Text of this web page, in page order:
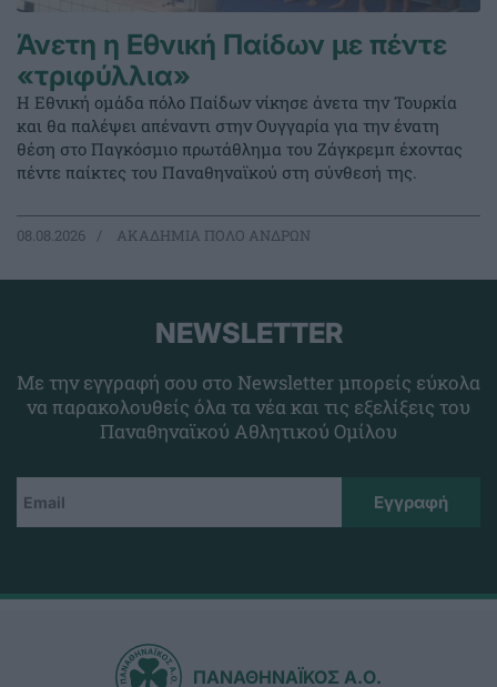
Άνετη η Εθνική Παίδων με πέντε
«τριφύλλια»
Η Εθνική ομάδα πόλο Παίδων νίκησε άνετα την Τουρκία
και θα παλέψει απέναντι στην Ουγγαρία για την ένατη
θέση στο Παγκόσμιο πρωτάθλημα του Ζάγκρεμπ έχοντας
πέντε παίκτες του Παναθηναϊκού στη σύνθεσή της.
08.08.2026 ΑΚΑΔΗΜΙΑ ΠΟΛΟ ΑΝΔΡΩΝ
NEWSLETTER
Με την εγγραφή σου στο Newsletter μπορείς εύκολα
να παρακολουθείς όλα τα νέα και τις εξελίξεις του
Παναθηναϊκού Αθλητικού Ομίλου
ΠΑΝΑΘΗΝΑΪΚΟΣ Α.Ο.